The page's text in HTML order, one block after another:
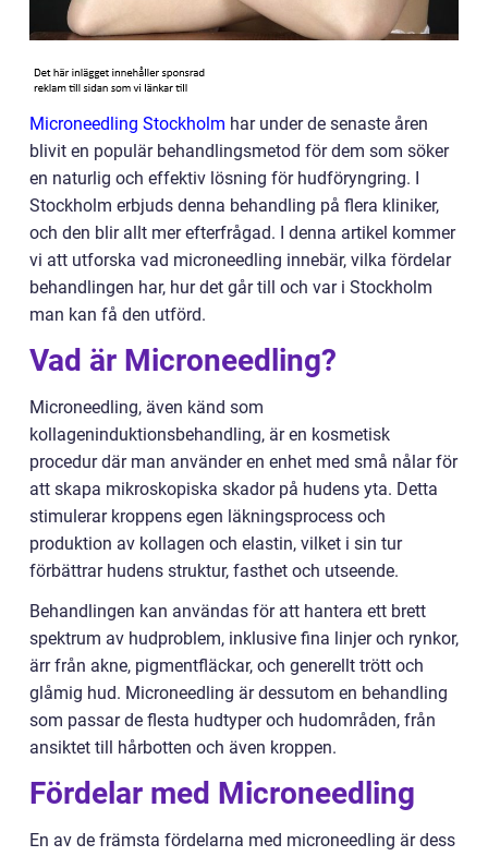
Microneedling Stockholm har under de senaste åren
blivit en populär behandlingsmetod för dem som söker
en naturlig och effektiv lösning för hudföryngring. I
Stockholm erbjuds denna behandling på flera kliniker,
och den blir allt mer efterfrågad. I denna artikel kommer
vi att utforska vad microneedling innebär, vilka fördelar
behandlingen har, hur det går till och var i Stockholm
man kan få den utförd.
Vad är Microneedling?
Microneedling, även känd som
kollageninduktionsbehandling, är en kosmetisk
procedur där man använder en enhet med små nålar för
att skapa mikroskopiska skador på hudens yta. Detta
stimulerar kroppens egen läkningsprocess och
produktion av kollagen och elastin, vilket i sin tur
förbättrar hudens struktur, fasthet och utseende.
Behandlingen kan användas för att hantera ett brett
spektrum av hudproblem, inklusive fina linjer och rynkor,
ärr från akne, pigmentfläckar, och generellt trött och
glåmig hud. Microneedling är dessutom en behandling
som passar de flesta hudtyper och hudområden, från
ansiktet till hårbotten och även kroppen.
Fördelar med Microneedling
En av de främsta fördelarna med microneedling är dess